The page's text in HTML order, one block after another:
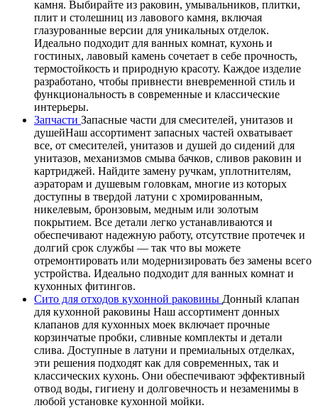
камня. Выбирайте из раковин, умывальников, плитки,
плит и столешниц из лавового камня, включая
глазурованные версии для уникальных отделок.
Идеально подходит для ванных комнат, кухонь и
гостиных, лавовый камень сочетает в себе прочность,
термостойкость и природную красоту. Каждое изделие
разработано, чтобы привнести вневременной стиль и
функциональность в современные и классические
интерьеры.
Запчасти Запасные части для смесителей, унитазов и
душейНаш ассортимент запасных частей охватывает
все, от смесителей, унитазов и душей до сидений для
унитазов, механизмов смыва бачков, сливов раковин и
картриджей. Найдите замену ручкам, уплотнителям,
аэраторам и душевым головкам, многие из которых
доступны в твердой латуни с хромированным,
никелевым, бронзовым, медным или золотым
покрытием. Все детали легко устанавливаются и
обеспечивают надежную работу, отсутствие протечек и
долгий срок службы — так что вы можете
отремонтировать или модернизировать без замены всего
устройства. Идеально подходит для ванных комнат и
кухонных фитингов.
Сито для отходов кухонной раковины Донный клапан
для кухонной раковины Наш ассортимент донных
клапанов для кухонных моек включает прочные
корзинчатые пробки, сливные комплекты и детали
слива. Доступные в латуни и премиальных отделках,
эти решения подходят как для современных, так и
классических кухонь. Они обеспечивают эффективный
отвод воды, гигиену и долговечность и незаменимы в
любой установке кухонной мойки.